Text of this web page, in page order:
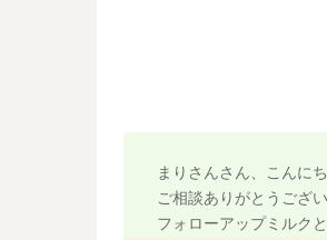
まりさんさん、こんにち
ご相談ありがとうござい
フォローアップミルク